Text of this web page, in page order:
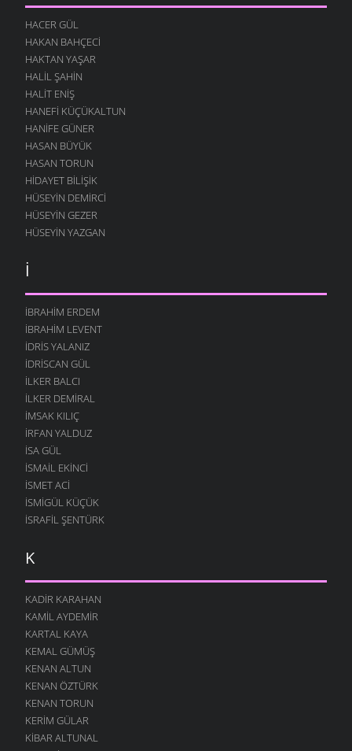
HACER GÜL
HAKAN BAHÇECI
HAKTAN YAŞAR
HALIL ŞAHIN
HALIT ENIŞ
HANEFI KÜÇÜKALTUN
HANIFE GÜNER
HASAN BÜYÜK
HASAN TORUN
HIDAYET BILIŞIK
HÜSEYIN DEMIRCI
HÜSEYIN GEZER
HÜSEYIN YAZGAN
İ
İBRAHIM ERDEM
İBRAHIM LEVENT
İDRIS YALANIZ
IDRISCAN GÜL
İLKER BALCI
İLKER DEMIRAL
İMSAK KILIÇ
İRFAN YALDUZ
ISA GÜL
ISMAIL EKINCI
İSMET ACI
İSMIGÜL KÜÇÜK
İSRAFIL ŞENTÜRK
K
KADIR KARAHAN
KAMIL AYDEMIR
KARTAL KAYA
KEMAL GÜMÜŞ
KENAN ALTUN
KENAN ÖZTÜRK
KENAN TORUN
KERIM GÜLAR
KIBAR ALTUNAL